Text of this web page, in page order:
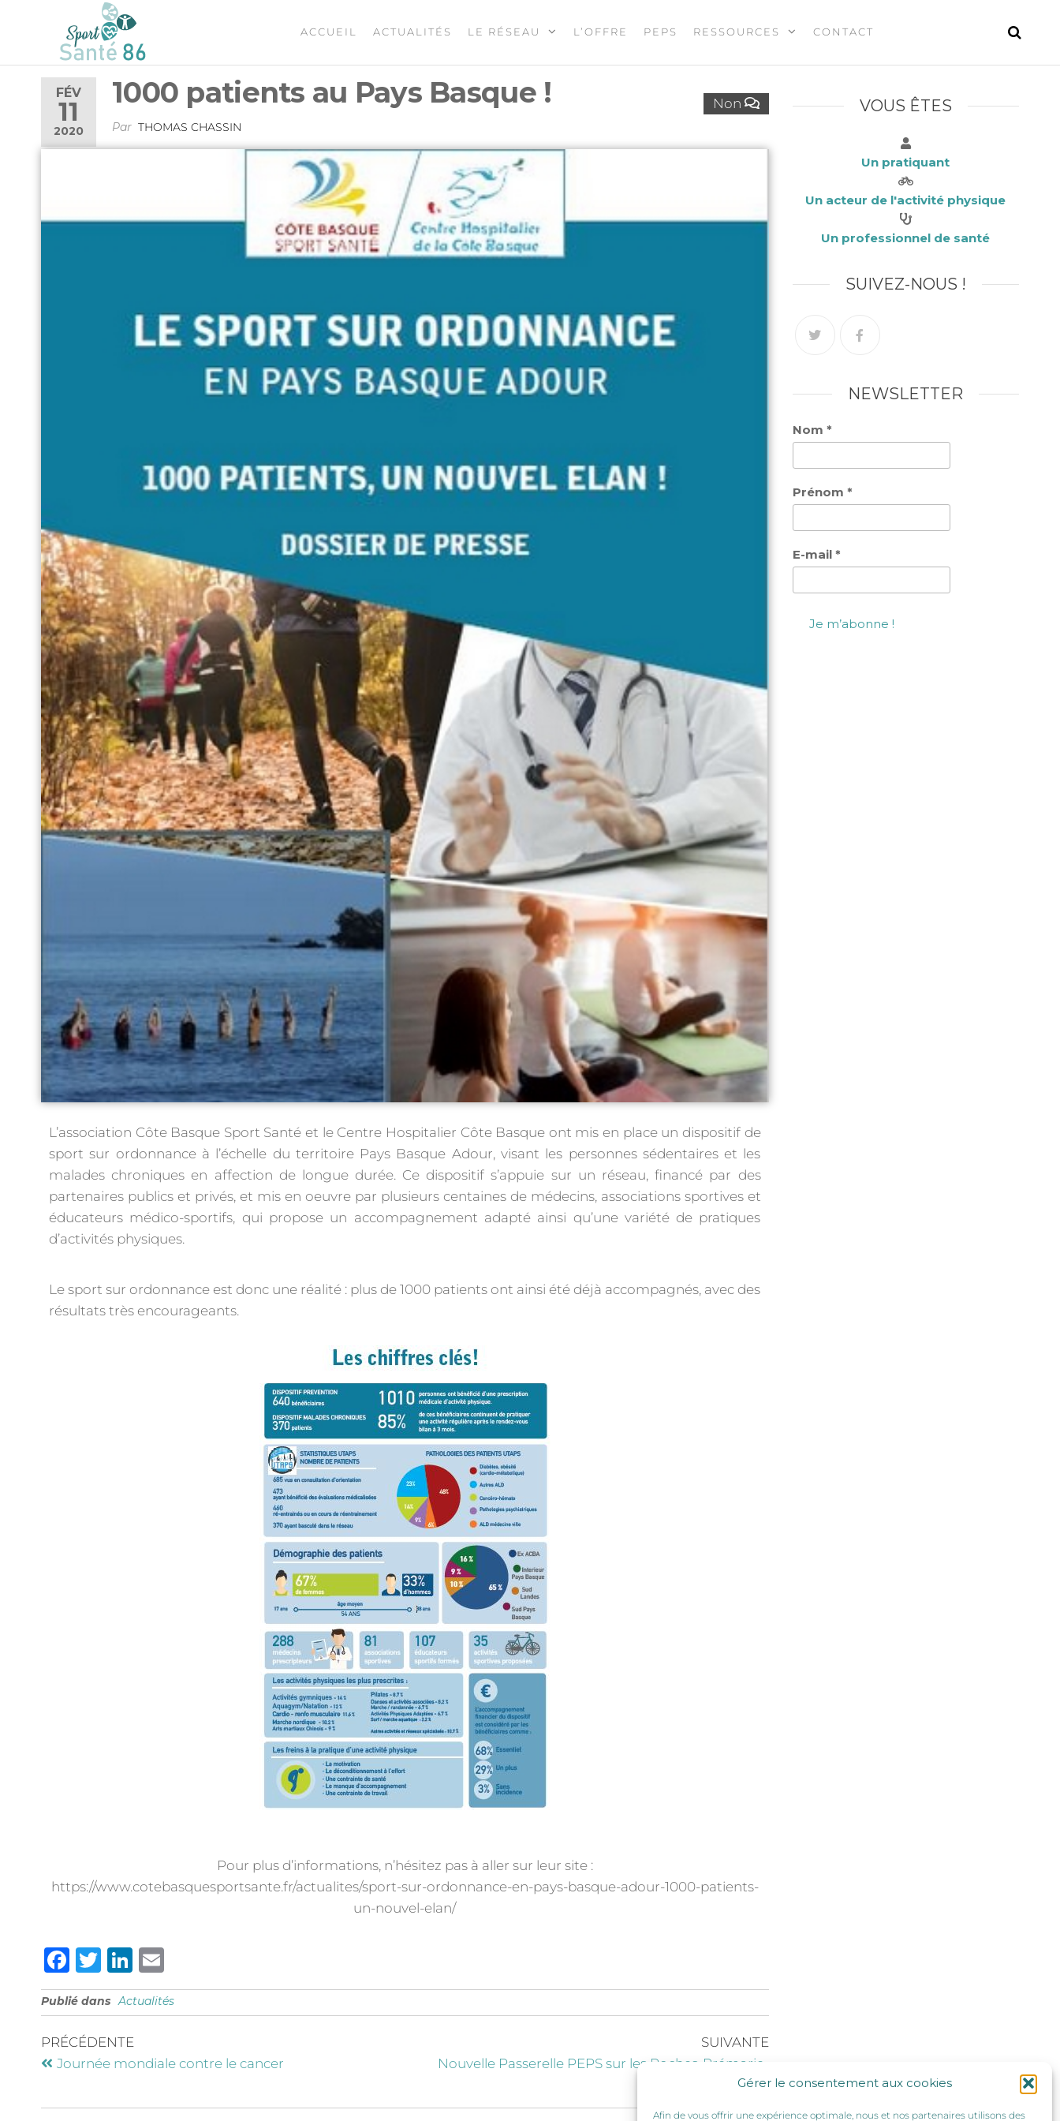
Gérer le consentement aux cookies
Afin de vous offrir une expérience optimale, nous et nos partenaires utilisons des
SANTÉ
86
santé
de la
Vienne
ACCUEIL ACTUALITÉS LE RÉSEAU L’OFFRE PEPS RESSOURCES CONTACT
FÉV
11
2020
Non
1000 patients au Pays Basque !
Par THOMAS CHASSIN
L’association Côte Basque Sport Santé et le Centre Hospitalier Côte Basque ont mis en place un dispositif de
sport sur ordonnance à l’échelle du territoire Pays Basque Adour, visant les personnes sédentaires et les
malades chroniques en affection de longue durée. Ce dispositif s’appuie sur un réseau, financé par des
partenaires publics et privés, et mis en oeuvre par plusieurs centaines de médecins, associations sportives et
éducateurs médico-sportifs, qui propose un accompagnement adapté ainsi qu’une variété de pratiques
d’activités physiques.
Le sport sur ordonnance est donc une réalité : plus de 1000 patients ont ainsi été déjà accompagnés, avec des
résultats très encourageants.
Pour plus d’informations, n’hésitez pas à aller sur leur site :
https://www.cotebasquesportsante.fr/actualites/sport-sur-ordonnance-en-pays-basque-adour-1000-patients-
un-nouvel-elan/
F
a
c
e
b
o
T
w
it
te
r
Li
n
k
e
dI
m
ai
Publié dans Actualités
PRÉCÉDENTE
Journée mondiale contre le cancer
SUIVANTE
Nouvelle Passerelle PEPS sur les Roches-Prémarie-
Andillé !
VOUS ÊTES
Un pratiquant
Un acteur de l'activité physique
Un professionnel de santé
SUIVEZ-NOUS !
NEWSLETTER
Nom *
Prénom *
E-mail *